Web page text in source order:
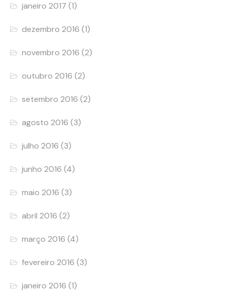
janeiro 2017 (1)
dezembro 2016 (1)
novembro 2016 (2)
outubro 2016 (2)
setembro 2016 (2)
agosto 2016 (3)
julho 2016 (3)
junho 2016 (4)
maio 2016 (3)
abril 2016 (2)
março 2016 (4)
fevereiro 2016 (3)
janeiro 2016 (1)